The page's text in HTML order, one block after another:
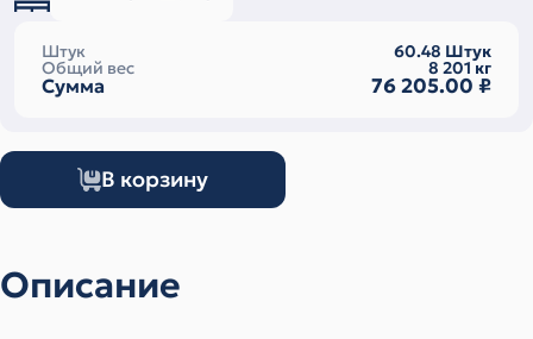
Штук 60.48 Штук
Общий вес 8 201кг
Сумма 76 205.00 ₽
В корзину
Описание